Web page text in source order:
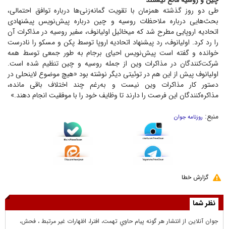
طی دو روز گذشته همزمان با تقویت گمانه‌زنی‌ها درباره توافق احتمالی،
بحث‌هایی درباره ملاحظات روسیه و چین درباره پیش‌نویس پیشنهادی
اتحادیه اروپایی مطرح شد که میخائیل اولیانوف، سفیر روسیه در مذاکرات آن
را رد کرد. اولیانوف، رد پیشنهاد اتحادیه اروپا توسط پکن و مسکو را نادرست
خوانده و گفته است پیش‌نویس احیای برجام به طور جمعی توسط همه
شرکت‌کنندگان در مذاکرات وین از جمله روسیه و چین تنظیم شده است.
اولیانوف پیش از این هم در توئیتی دیگر نوشته بود «هیچ موضوع لاینحلی در
دستور کار مذاکرات وین نیست و به‌رغم چند اختلاف باقی مانده،
مذاکره‌کنندگان این فرصت را دارند تا وظایف خود را با موفقیت انجام دهند.»
منبع: روزنامه جوان
گزارش خطا
نظر شما
جوان آنلاين از انتشار هر گونه پيام حاوي تهمت، افترا، اظهارات غير مرتبط ، فحش،